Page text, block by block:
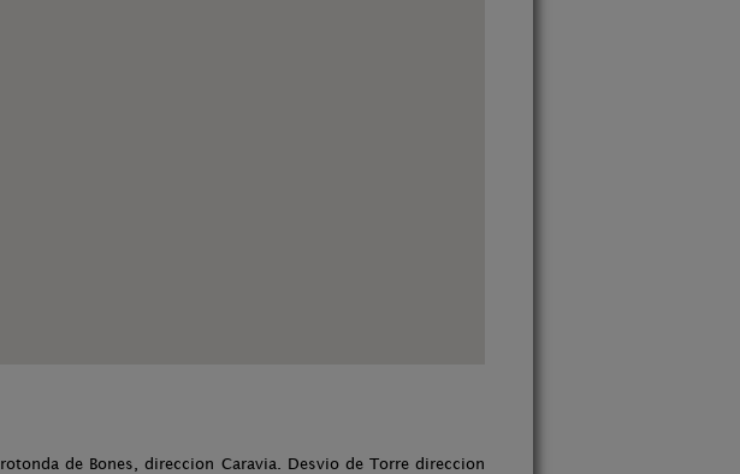
de Bones, direccion Caravia. Desvio de Torre direccion